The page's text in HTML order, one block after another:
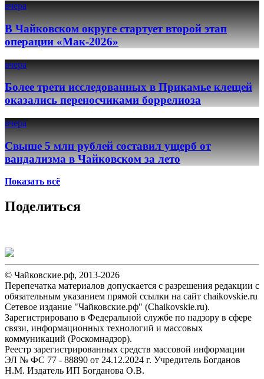
вчера
В Чайковском округе стартует второй этап
операции «Мак-2026»
вчера
Более трети исследованных в Прикамье клещей
оказались переносчиками боррелиоза
вчера
Свыше 5 млн рублей составил ущерб от
вандализма в Чайковском за лето
Показать всё
Поделиться
© Чайковские.рф, 2013-2026
Перепечатка материалов допускается с разрешения редакции с
обязательным указанием прямой ссылки на сайт chaikovskie.ru
Сетевое издание "Чайковские.рф" (Chaikovskie.ru).
Зарегистрировано в Федеральной службе по надзору в сфере
связи, информационных технологий и массовых
коммуникаций (Роскомнадзор).
Реестр зарегистрированных средств массовой информации
ЭЛ № ФС 77 - 88890 от 24.12.2024 г. Учредитель Богданов
Н.М. Издатель ИП Богданова О.В.